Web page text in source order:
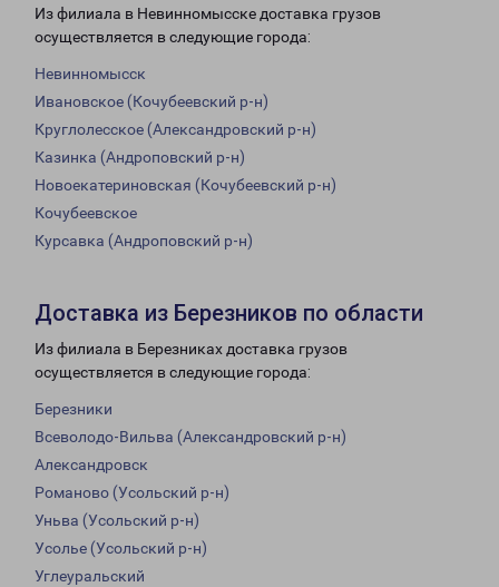
Из филиала в Невинномысске доставка грузов
осуществляется в следующие города:
Невинномысск
Ивановское (Кочубеевский р-н)
Круглолесское (Александровский р-н)
Казинка (Андроповский р-н)
Новоекатериновская (Кочубеевский р-н)
Кочубеевское
Курсавка (Андроповский р-н)
Доставка из Березников по области
Из филиала в Березниках доставка грузов
осуществляется в следующие города:
Березники
Всеволодо-Вильва (Александровский р-н)
Александровск
Романово (Усольский р-н)
Уньва (Усольский р-н)
Усолье (Усольский р-н)
Углеуральский